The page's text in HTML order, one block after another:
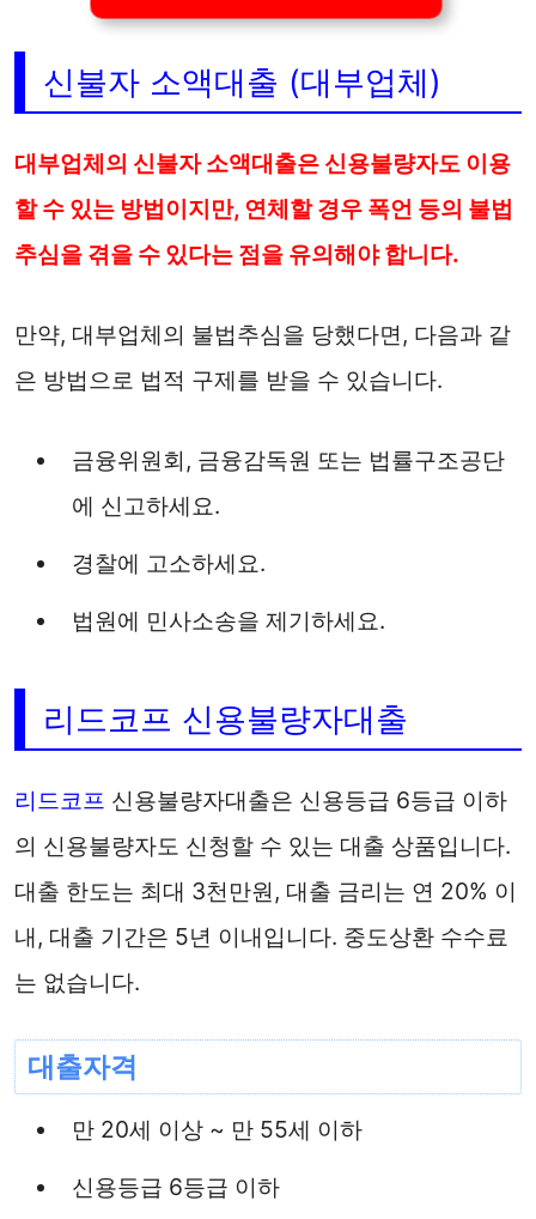
신불자 소액대출 (대부업체)
대부업체의 신불자 소액대출은 신용불량자도 이용
할 수 있는 방법이지만, 연체할 경우 폭언 등의 불법
추심을 겪을 수 있다는 점을 유의해야 합니다.
만약, 대부업체의 불법추심을 당했다면, 다음과 같
은 방법으로 법적 구제를 받을 수 있습니다.
금융위원회, 금융감독원 또는 법률구조공단
에 신고하세요.
경찰에 고소하세요.
법원에 민사소송을 제기하세요.
리드코프 신용불량자대출
리드코프 신용불량자대출은 신용등급 6등급 이하
의 신용불량자도 신청할 수 있는 대출 상품입니다.
대출 한도는 최대 3천만원, 대출 금리는 연 20% 이
내, 대출 기간은 5년 이내입니다. 중도상환 수수료
는 없습니다.
대출자격
만 20세 이상 ~ 만 55세 이하
신용등급 6등급 이하